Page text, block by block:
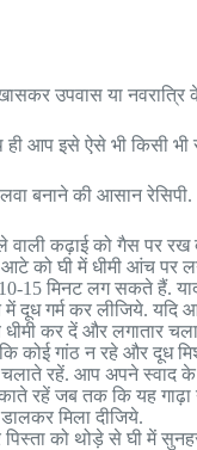
उपवास या
ही आप इसे ऐसे भी किसी
बनाने की आसान रेसिपी.
वाली कढ़ाई को गैस पर
आटे को घी में धीमी आंच
15 मिनट लग सकते हैं.
गर्म कर लीजिये. यदि
कर दें और लगातार
कोई गांठ न रहे और दूध
रहें. आप अपने स्वाद
रहें जब तक कि यह
मिला दीजिये.
को थोड़े से घी में